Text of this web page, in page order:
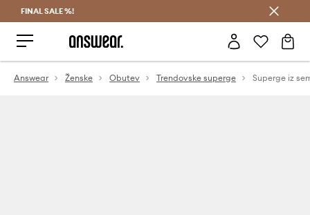
FINAL SALE %!
Answear Ženske Obutev Trendovske superge